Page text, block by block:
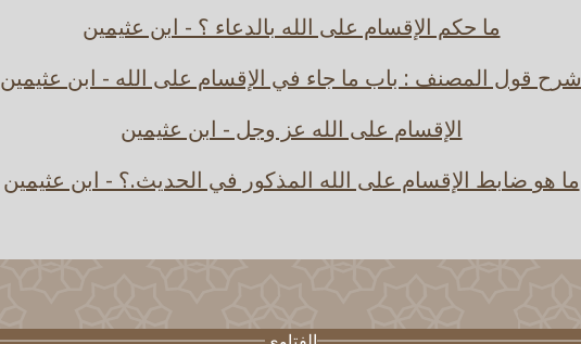
ما حكم الإقسام على الله بالدعاء ؟ - ابن عثيمين
شرح قول المصنف : باب ما جاء في الإقسام على الله - ابن عثيمين
الإقسام على الله عز وجل - ابن عثيمين
ما هو ضابط الإقسام على الله المذكور في الحديث.؟ - ابن عثيمين